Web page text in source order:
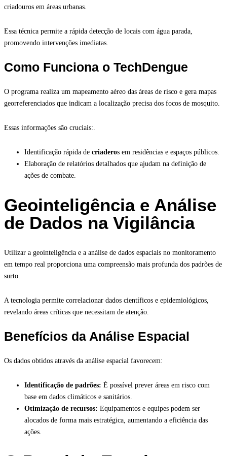
criadouros em áreas urbanas.
Essa técnica permite a rápida detecção de locais com água parada,
promovendo intervenções imediatas.
Como Funciona o TechDengue
O programa realiza um mapeamento aéreo das áreas de risco e gera mapas
georreferenciados que indicam a localização precisa dos focos de mosquito.
Essas informações são cruciais:.
Identificação rápida de criaderos em residências e espaços públicos.
Elaboração de relatórios detalhados que ajudam na definição de
ações de combate.
Geointeligência e Análise
de Dados na Vigilância
Utilizar a geointeligência e a análise de dados espaciais no monitoramento
em tempo real proporciona uma compreensão mais profunda dos padrões de
surto.
A tecnologia permite correlacionar dados científicos e epidemiológicos,
revelando áreas críticas que necessitam de atenção.
Benefícios da Análise Espacial
Os dados obtidos através da análise espacial favorecem:
Identificação de padrões: É possível prever áreas em risco com
base em dados climáticos e sanitários.
Otimização de recursos: Equipamentos e equipes podem ser
alocados de forma mais estratégica, aumentando a eficiência das
ações.